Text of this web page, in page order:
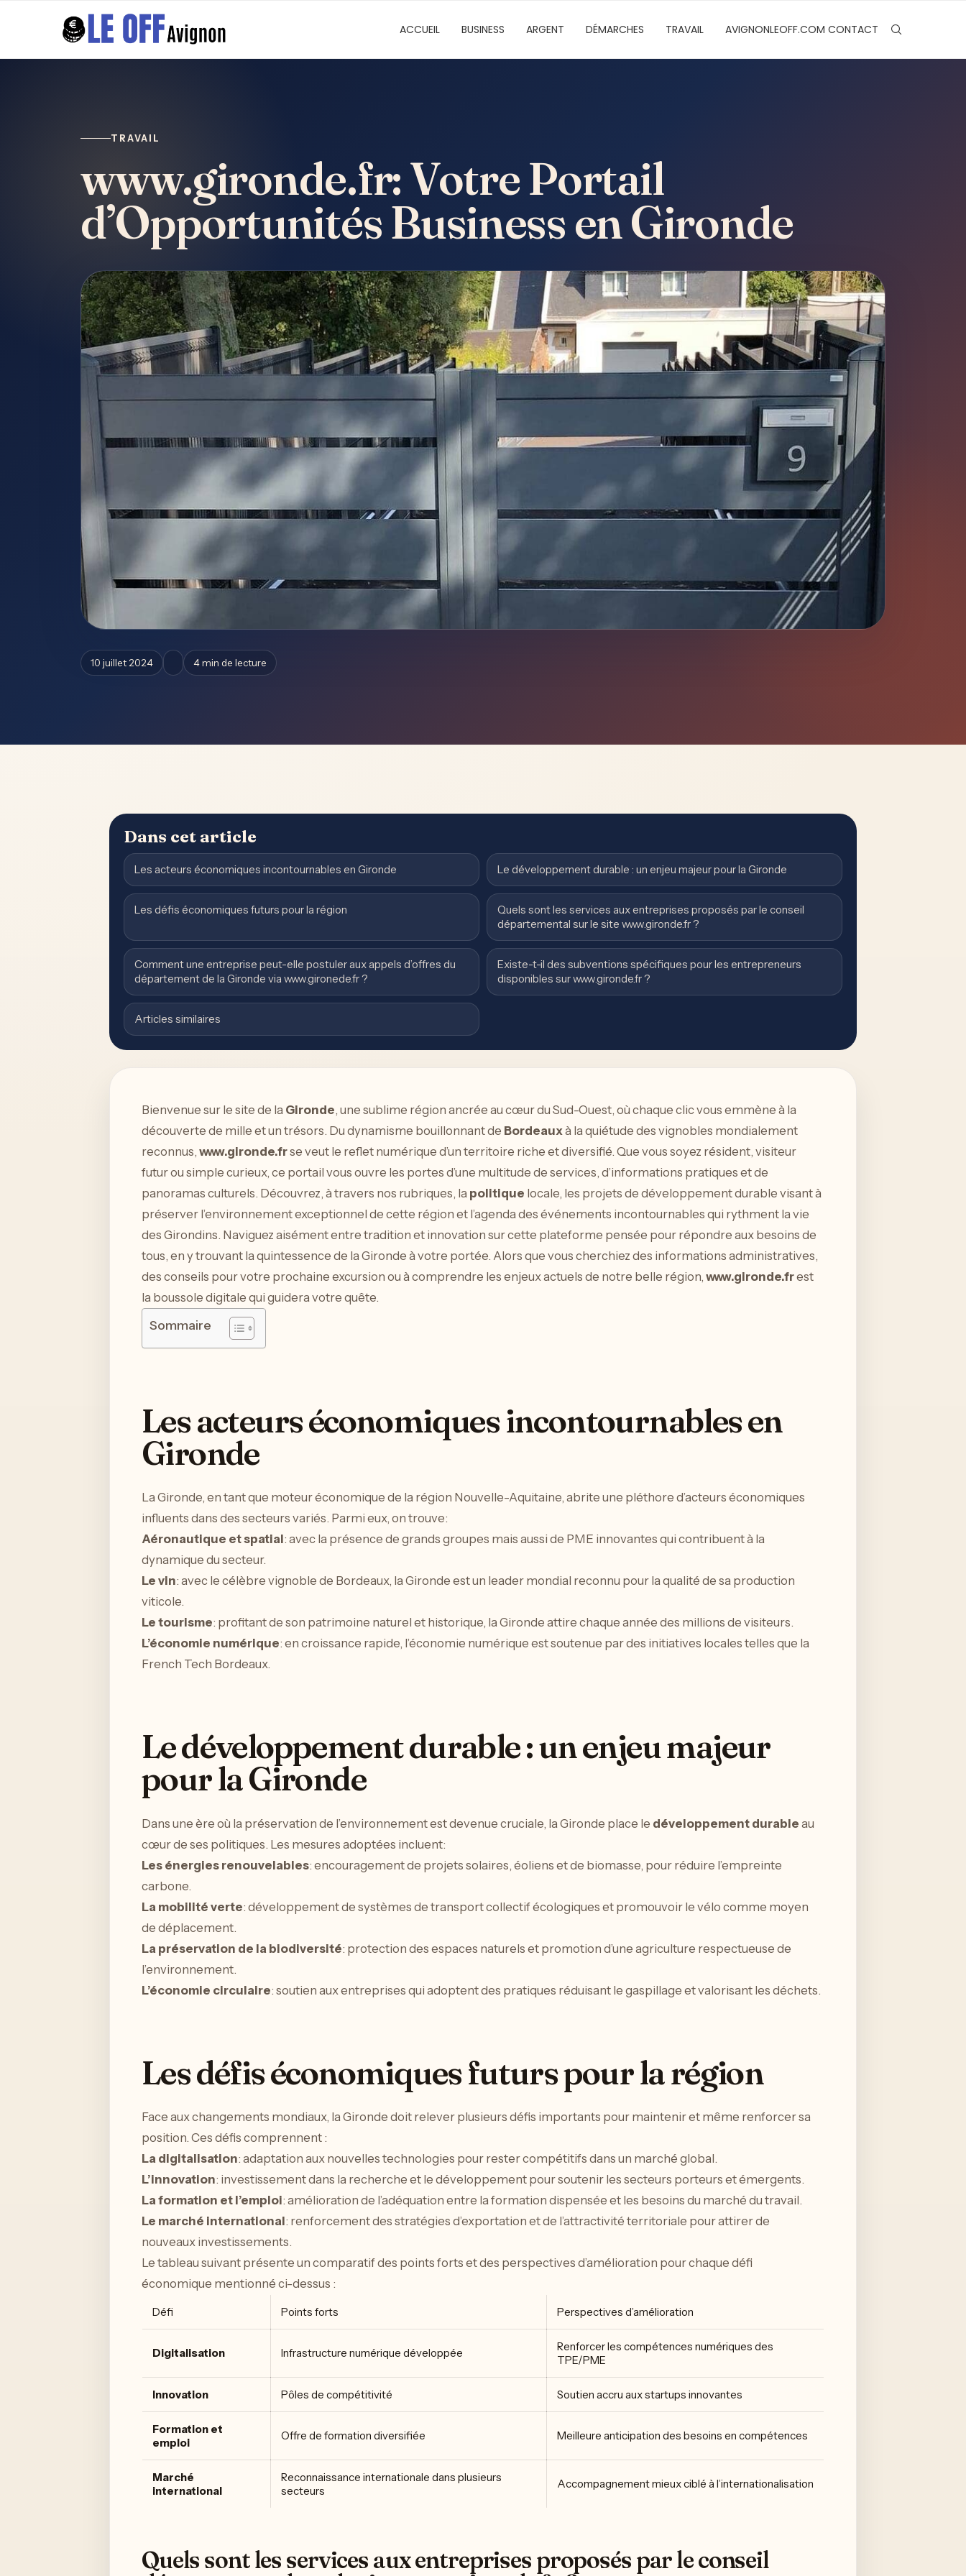
ACCUEIL BUSINESS ARGENT DÉMARCHES TRAVAIL AVIGNONLEOFF.COM CONTACT
TRAVAIL
www.gironde.fr: Votre Portail
d’Opportunités Business en Gironde
10 juillet 2024 4 min de lecture
Dans cet article
Les acteurs économiques incontournables en Gironde Le développement durable : un enjeu majeur pour la Gironde
Les défis économiques futurs pour la région
Quels sont les services aux entreprises proposés par le conseil
départemental sur le site www.gironde.fr ?
Comment une entreprise peut-elle postuler aux appels d’offres du
département de la Gironde via www.gironede.fr ?
Existe-t-il des subventions spécifiques pour les entrepreneurs
disponibles sur www.gironde.fr ?
Articles similaires
Bienvenue sur le site de la Gironde, une sublime région ancrée au cœur du Sud-Ouest, où chaque clic vous emmène à la
découverte de mille et un trésors. Du dynamisme bouillonnant de Bordeauxà la quiétude des vignobles mondialement
reconnus, www.gironde.frse veut le reflet numérique d’un territoire riche et diversifié. Que vous soyez résident, visiteur
futur ou simple curieux, ce portail vous ouvre les portes d’une multitude de services, d’informations pratiques et de
panoramas culturels. Découvrez, à travers nos rubriques, la politique locale, les projets de développement durable visant à
préserver l’environnement exceptionnel de cette région et l’agenda des événements incontournables qui rythment la vie
des Girondins. Naviguez aisément entre tradition et innovation sur cette plateforme pensée pour répondre aux besoins de
tous, en y trouvant la quintessence de la Gironde à votre portée. Alors que vous cherchiez des informations administratives,
des conseils pour votre prochaine excursion ou à comprendre les enjeux actuels de notre belle région, www.gironde.frest
la boussole digitale qui guidera votre quête.
Sommaire
Les acteurs économiques incontournables en
Gironde
La Gironde, en tant que moteur économique de la région Nouvelle-Aquitaine, abrite une pléthore d’acteurs économiques
influents dans des secteurs variés. Parmi eux, on trouve:
Aéronautique et spatial: avec la présence de grands groupes mais aussi de PME innovantes qui contribuent à la
dynamique du secteur.
Le vin: avec le célèbre vignoble de Bordeaux, la Gironde est un leader mondial reconnu pour la qualité de sa production
viticole.
Le tourisme: profitant de son patrimoine naturel et historique, la Gironde attire chaque année des millions de visiteurs.
L’économie numérique: en croissance rapide, l’économie numérique est soutenue par des initiatives locales telles que la
French Tech Bordeaux.
Le développement durable : un enjeu majeur
pour la Gironde
Dans une ère où la préservation de l’environnement est devenue cruciale, la Gironde place le développement durable au
cœur de ses politiques. Les mesures adoptées incluent:
Les énergies renouvelables: encouragement de projets solaires, éoliens et de biomasse, pour réduire l’empreinte
carbone.
La mobilité verte: développement de systèmes de transport collectif écologiques et promouvoir le vélo comme moyen
de déplacement.
La préservation de la biodiversité: protection des espaces naturels et promotion d’une agriculture respectueuse de
l’environnement.
L’économie circulaire: soutien aux entreprises qui adoptent des pratiques réduisant le gaspillage et valorisant les déchets.
Les défis économiques futurs pour la région
Face aux changements mondiaux, la Gironde doit relever plusieurs défis importants pour maintenir et même renforcer sa
position. Ces défis comprennent :
La digitalisation: adaptation aux nouvelles technologies pour rester compétitifs dans un marché global.
L’innovation: investissement dans la recherche et le développement pour soutenir les secteurs porteurs et émergents.
La formation et l’emploi: amélioration de l’adéquation entre la formation dispensée et les besoins du marché du travail.
Le marché international: renforcement des stratégies d’exportation et de l’attractivité territoriale pour attirer de
nouveaux investissements.
Le tableau suivant présente un comparatif des points forts et des perspectives d’amélioration pour chaque défi
économique mentionné ci-dessus :
Défi Points forts Perspectives d’amélioration
Digitalisation Infrastructure numérique développée
Renforcer les compétences numériques des
TPE/PME
Innovation Pôles de compétitivité Soutien accru aux startups innovantes
Formation et
emploi
Offre de formation diversifiée Meilleure anticipation des besoins en compétences
Marché
international
Reconnaissance internationale dans plusieurs
secteurs
Accompagnement mieux ciblé à l’internationalisation
Quels sont les services aux entreprises proposés par le conseil